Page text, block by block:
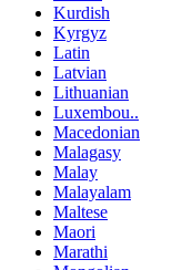
Kurdish
Kyrgyz
Latin
Latvian
Lithuanian
Luxembou..
Macedonian
Malagasy
Malay
Malayalam
Maltese
Maori
Marathi